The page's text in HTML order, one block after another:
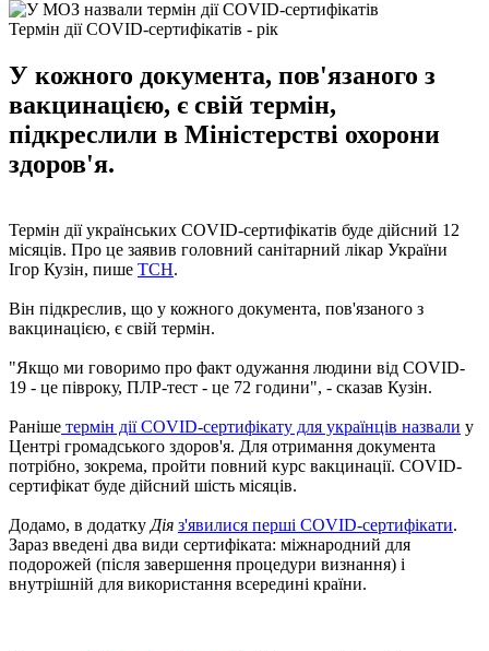
Термін дії COVID-сертифікатів - рік
У кожного документа, пов'язаного з
вакцинацією, є свій термін,
підкреслили в Міністерстві охорони
здоров'я.
Термін дії українських COVID-сертифікатів буде дійсний 12
місяців. Про це заявив головний санітарний лікар України
Ігор Кузін, пише ТСН.
Він підкреслив, що у кожного документа, пов'язаного з
вакцинацією, є свій термін.
"Якщо ми говоримо про факт одужання людини від COVID-
19 - це півроку, ПЛР-тест - це 72 години", - сказав Кузін.
Раніше термін дії COVID-сертифікату для українців назвали у
Центрі громадського здоров'я. Для отримання документа
потрібно, зокрема, пройти повний курс вакцинації. COVID-
сертифікат буде дійсний шість місяців.
Додамо, в додатку Дія з'явилися перші COVID-сертифікати.
Зараз введені два види сертифіката: міжнародний для
подорожей (після завершення процедури визнання) і
внутрішній для використання всередині країни.